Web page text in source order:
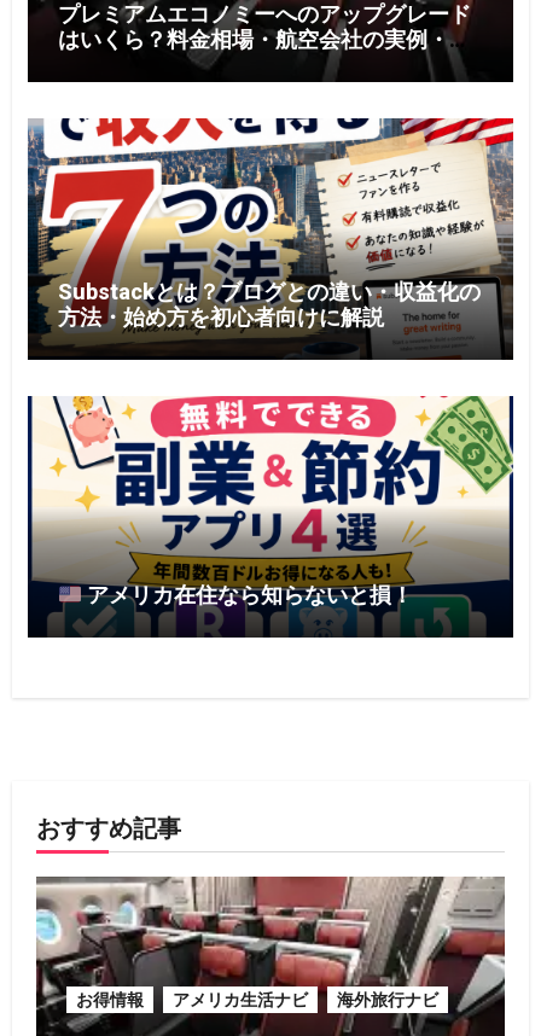
プレミアムエコノミーへのアップグレード
はいくら？料金相場・航空会社の実例・お
得に利用する5つのコツ【2026年版】
Substackとは？ブログとの違い・収益化の
方法・始め方を初心者向けに解説
アメリカ在住なら知らないと損！
おすすめ記事
お得情報 アメリカ生活ナビ 海外旅行ナビ